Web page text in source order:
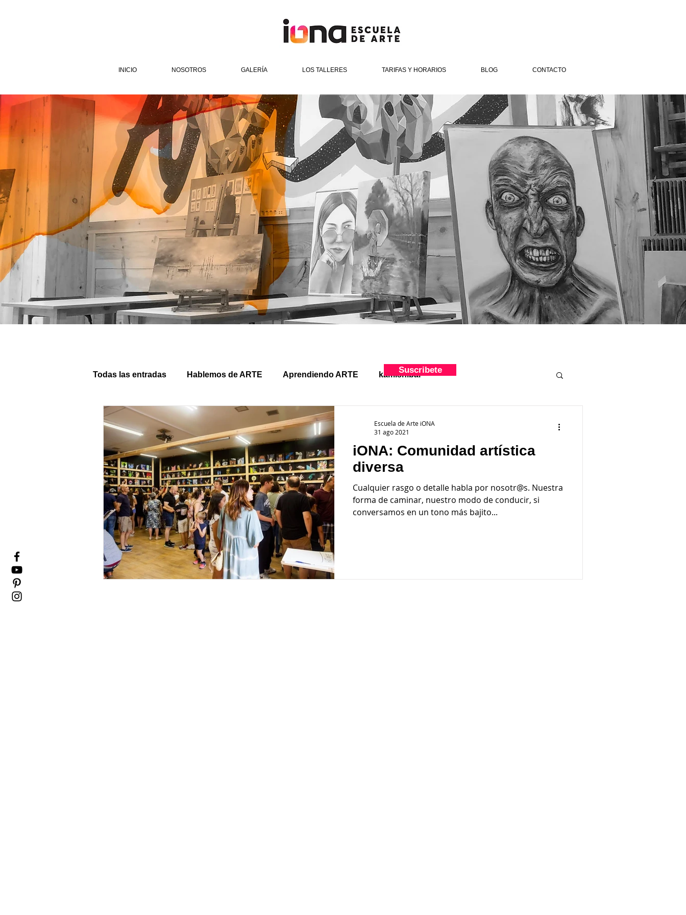
INICIO NOSOTROS GALERÍA LOS TALLERES TARIFAS Y HORARIOS BLOG CONTACTO
Todas las entradas Hablemos de ARTE Aprendiendo ARTE kamishibai
iONA: Comunidad artística
diversa
Cualquier rasgo o detalle habla por nosotr@s. Nuestra
forma de caminar, nuestro modo de conducir, si
conversamos en un tono más bajito...
Escuela de Arte iONA
31 ago 2021
Suscribete